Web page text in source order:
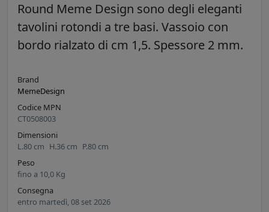
Round Meme Design sono degli eleganti
tavolini rotondi a tre basi. Vassoio con
bordo rialzato di cm 1,5. Spessore 2 mm.
Brand
MemeDesign
Codice MPN
CT0508003
Dimensioni
L.80 cm H.36 cm P.80 cm
Peso
fino a 10,0 Kg
Consegna
entro martedì, 08 set 2026